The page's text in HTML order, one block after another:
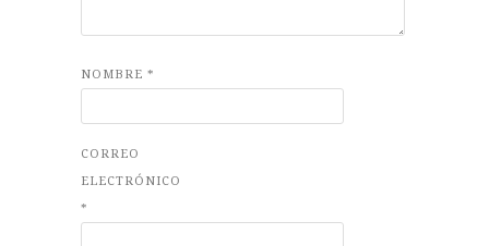
NOMBRE *
CORREO
ELECTRÓNICO
*